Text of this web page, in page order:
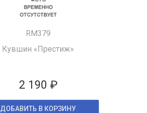
RM379
Кувшин «Престиж»
2 190 ₽
ДОБАВИТЬ В КОРЗИНУ